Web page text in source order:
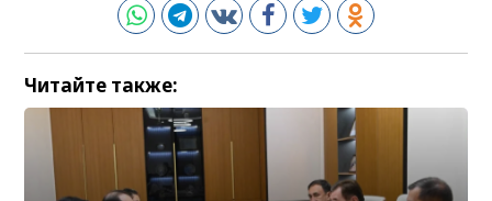
Читайте также: